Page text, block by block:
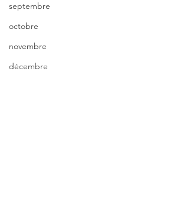
septembre
octobre
novembre
décembre